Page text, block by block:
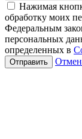
Нажимая
обработку моих
Федеральным
персональных
определенных в